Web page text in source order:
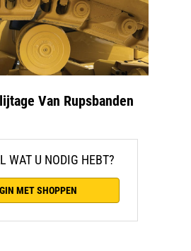
Van Rupsbanden
WAT U NODIG HEBT?
MET SHOPPEN